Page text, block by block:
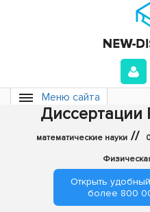
Меню сайта
Диссертации
математические науки //
Открыть
более 800